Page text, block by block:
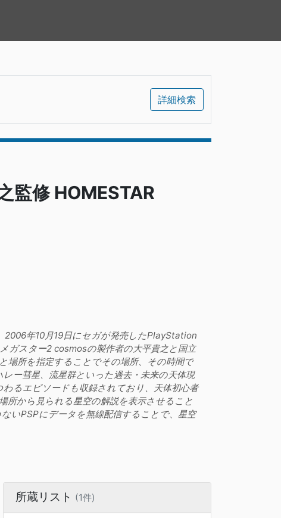
詳細検索
監修 HOMESTAR
年10月19日にセガが発売したPlayStation
ガスター2 cosmosの製作者の大平貴之と国立
場所を指定することでその場所、その時間で
ー彗星、流星群といった過去・未来の天体現
るエピソードも収録されており、天体初心者
所から見られる星空の解説を表示させること
いPSPにデータを無線配信することで、星空
所蔵リスト (1件)